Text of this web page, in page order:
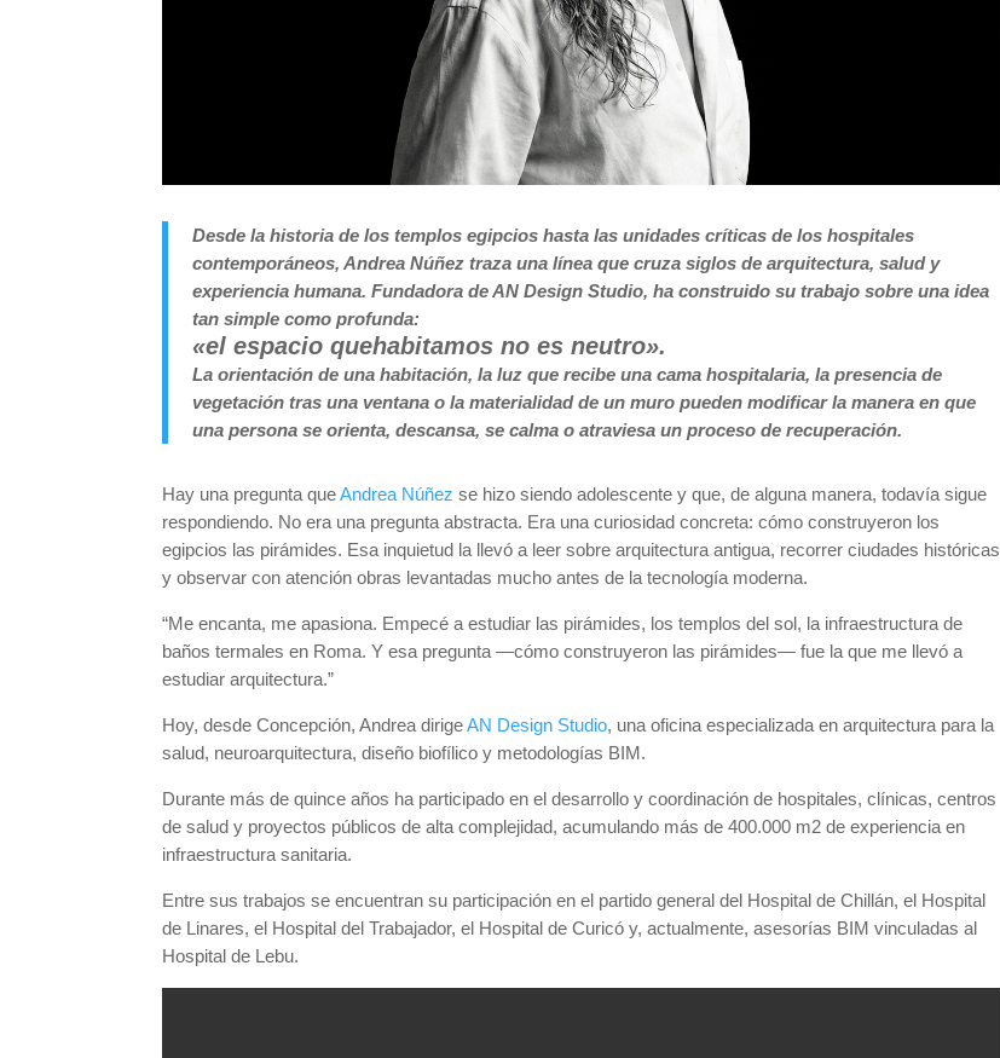
Desde la historia de los templos egipcios hasta las unidades críticas de los hospitales
contemporáneos, Andrea Núñez traza una línea que cruza siglos de arquitectura, salud y
experiencia humana. Fundadora de AN Design Studio, ha construido su trabajo sobre una idea
tan simple como profunda:
«el espacio quehabitamos no es neutro».
La orientación de una habitación, la luz que recibe una cama hospitalaria, la presencia de
vegetación tras una ventana o la materialidad de un muro pueden modificar la manera en que
una persona se orienta, descansa, se calma o atraviesa un proceso de recuperación.
Hay una pregunta queAndrea Núñez se hizo siendo adolescente y que, de alguna manera, todavía sigue
respondiendo. No era una pregunta abstracta. Era una curiosidad concreta: cómo construyeron los
egipcios las pirámides. Esa inquietud la llevó a leer sobre arquitectura antigua, recorrer ciudades históricas
y observar con atención obras levantadas mucho antes de la tecnología moderna.
“Me encanta, me apasiona. Empecé a estudiar las pirámides, los templos del sol, la infraestructura de
baños termales en Roma. Y esa pregunta —cómo construyeron las pirámides— fue la que me llevó a
estudiar arquitectura.”
Hoy, desde Concepción, Andrea dirigeAN Design Studio, una oficina especializada en arquitectura para la
salud, neuroarquitectura, diseño biofílico y metodologías BIM.
Durante más de quince años ha participado en el desarrollo y coordinación de hospitales, clínicas, centros
de salud y proyectos públicos de alta complejidad, acumulando más de 400.000 m2 de experiencia en
infraestructura sanitaria.
Entre sus trabajos se encuentran su participación en el partido general del Hospital de Chillán, el Hospital
de Linares, el Hospital del Trabajador, el Hospital de Curicó y, actualmente, asesorías BIM vinculadas al
Hospital de Lebu.